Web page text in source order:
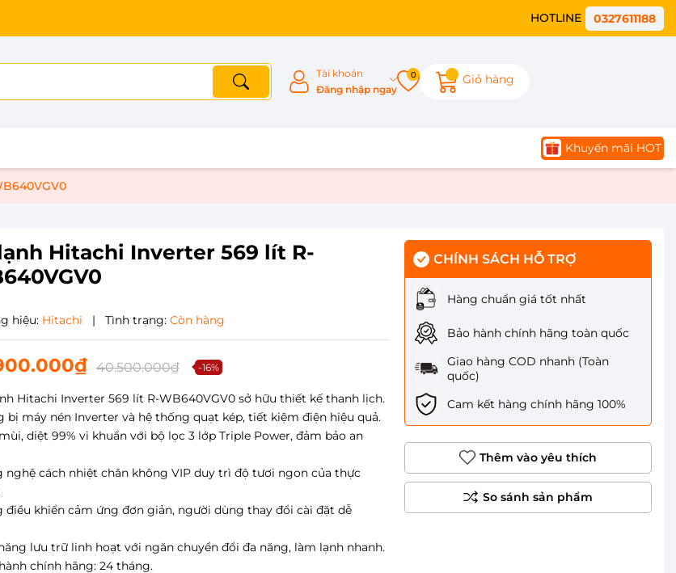
HOTLINE 0327611188
Tài khoản
Đăng nhập ngay
0 Giỏ hàng
Khuyến mãi HOT
Hitachi Inverter 569 lít R-
hiệu: Hitachi | Tình trạng: Còn hàng
40.500.000₫ -16%
Hitachi Inverter 569 lít R-WB640VGV0 sở hữu thiết kế thanh lịch.
bị máy nén Inverter và hệ thống quạt kép, tiết kiệm điện hiệu quả.
diệt 99% vi khuẩn với bộ lọc 3 lớp Triple Power, đảm bảo an
nghệ cách nhiệt chân không VIP duy trì độ tươi ngon của thực
điều khiển cảm ứng đơn giản, người dùng thay đổi cài đặt dễ
lưu trữ linh hoạt với ngăn chuyển đổi đa năng, làm lạnh nhanh.
chính hãng: 24 tháng.
CHÍNH SÁCH HỖ TRỢ
Hàng chuẩn giá tốt nhất
Bảo hành chính hãng toàn quốc
Giao hàng COD nhanh (Toàn
quốc)
Cam kết hàng chính hãng 100%
Thêm vào yêu thích